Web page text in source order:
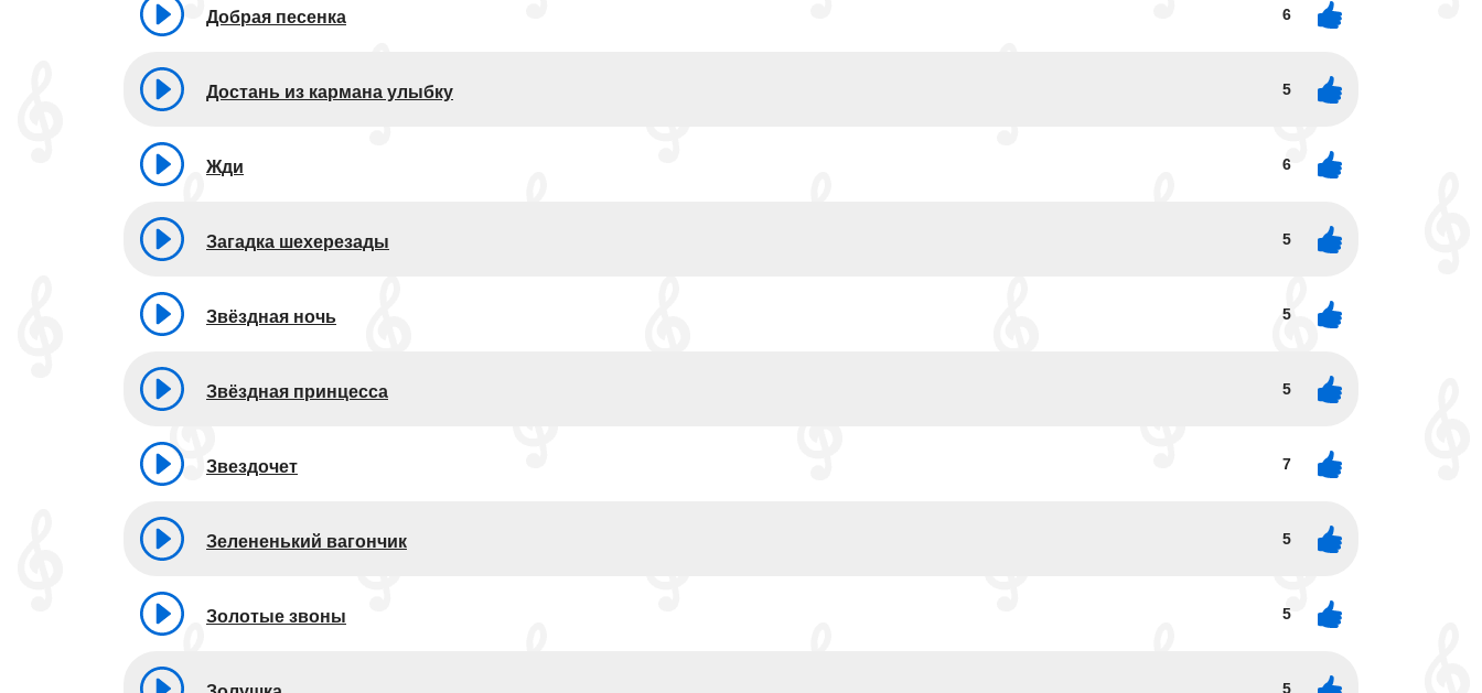
Добрая песенка 6
Достань из кармана улыбку 5
Жди 6
Загадка шехерезады 5
Звёздная ночь 5
Звёздная принцесса 5
Звездочет 7
Зелененький вагончик 5
Золотые звоны 5
5